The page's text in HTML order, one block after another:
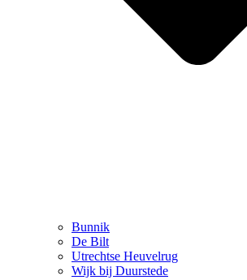
Bunnik
De Bilt
Utrechtse Heuvelrug
Wijk bij Duurstede